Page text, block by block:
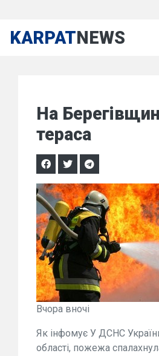
KARPATNEWS
На
тераса
Вчора вночі
Як інфомує У ДСНС
області, пожежа